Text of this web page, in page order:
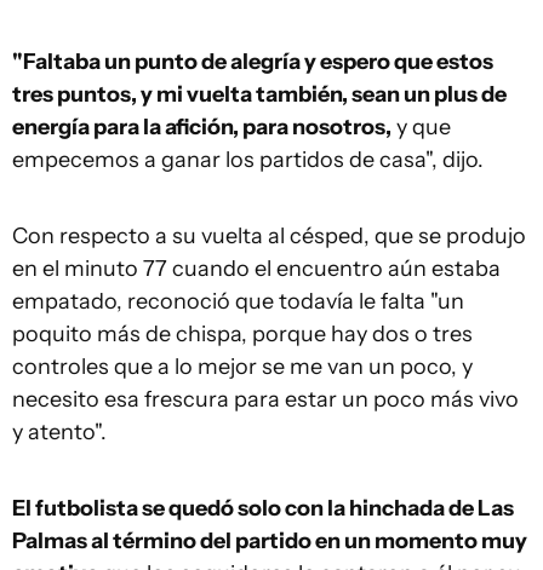
"Faltaba un punto de alegría y espero que estos
tres puntos, y mi vuelta también, sean un plus de
energía para la afición, para nosotros, y que
empecemos a ganar los partidos de casa", dijo.
Con respecto a su vuelta al césped, que se produjo
en el minuto 77 cuando el encuentro aún estaba
empatado, reconoció que todavía le falta "un
poquito más de chispa, porque hay dos o tres
controles que a lo mejor se me van un poco, y
necesito esa frescura para estar un poco más vivo
y atento".
El futbolista se quedó solo con la hinchada de Las
Palmas al término del partido en un momento muy